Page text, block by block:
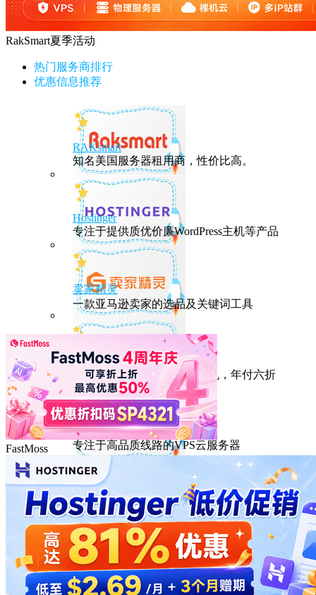
RakSmart夏季活动
热门服务商排行
优惠信息推荐
RAKsmart
知名美国服务器租用商，性价比高。
Hostinger
专注于提供质优价廉WordPress主机等产品
卖家精灵
一款亚马逊卖家的选品及关键词工具
HostEase
性能出众的高性价比美国主机，年付六折
DMIT
专注于高品质线路的VPS云服务器
FastMoss